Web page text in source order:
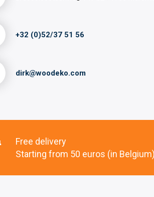
+32 (0)52/37 51 56
dirk@woodeko.com
Free delivery
Starting from 50 euros (in